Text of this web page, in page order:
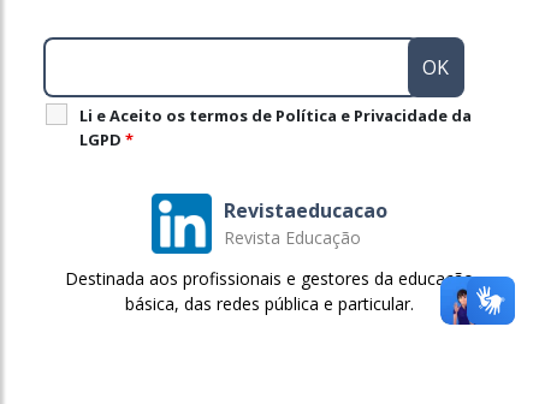
Li e Aceito os termos de Política e Privacidade da
LGPD *
Revistaeducacao
Revista Educação
Destinada aos profissionais e gestores da educação
básica, das redes pública e particular.